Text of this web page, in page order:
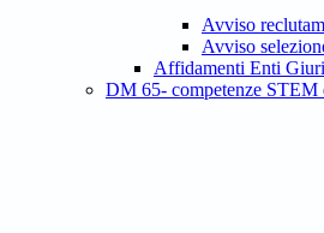
Avviso
Avviso
Affidamenti Enti
DM 65- competenze STEM